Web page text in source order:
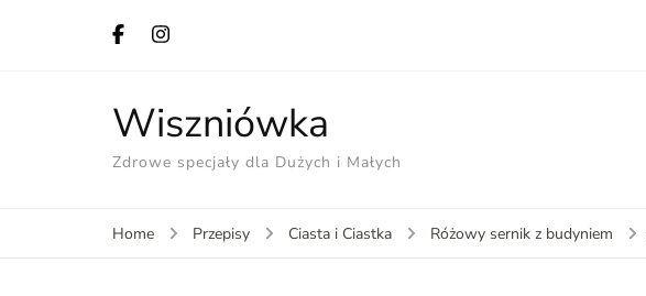
Wiszniówka
Zdrowe specjały dla Dużych i Małych
Home Przepisy Ciasta i Ciastka Różowy sernik z budyniem